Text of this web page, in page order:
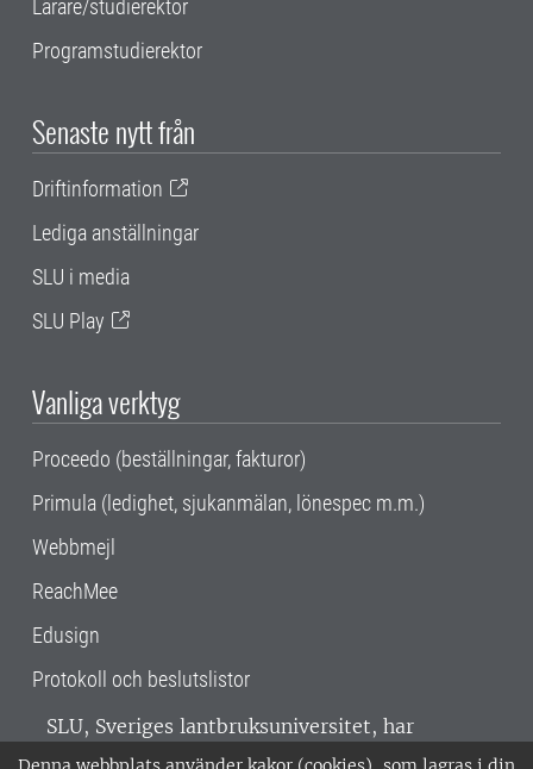
Lärare/studierektor
Programstudierektor
Senaste nytt från
Driftinformation
Lediga anställningar
SLU i media
SLU Play
Vanliga verktyg
Proceedo (beställningar, fakturor)
Primula (ledighet, sjukanmälan, lönespec m.m.)
Webbmejl
ReachMee
Edusign
Protokoll och beslutslistor
SLU, Sveriges lantbruksuniversitet, har
verksamhet över hela Sverige. Huvudorter är